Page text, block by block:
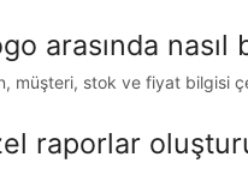
arasında
müşteri, stok ve fiyat bilgisi
raporlar